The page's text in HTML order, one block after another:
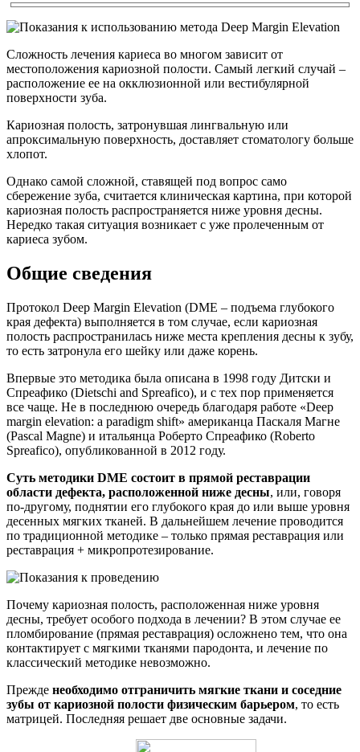
Сложность лечения кариеса во многом зависит от
местоположения кариозной полости. Самый легкий случай –
расположение ее на окклюзионной или вестибулярной
поверхности зуба.
Кариозная полость, затронувшая лингвальную или
апроксимальную поверхность, доставляет стоматологу больше
хлопот.
Однако самой сложной, ставящей под вопрос само
сбережение зуба, считается клиническая картина, при которой
кариозная полость распространяется ниже уровня десны.
Нередко такая ситуация возникает с уже пролеченным от
кариеса зубом.
Общие сведения
Протокол Deep Margin Elevation (DME – подъема глубокого
края дефекта) выполняется в том случае, если кариозная
полость распространилась ниже места крепления десны к зубу,
то есть затронула его шейку или даже корень.
Впервые это методика была описана в 1998 году Дитски и
Спреафико (Dietschi and Spreafico), и с тех пор применяется
все чаще. Не в последнюю очередь благодаря работе «Deep
margin elevation: a paradigm shift» американца Паскаля Магне
(Pascal Magne) и итальянца Роберто Спреафико (Roberto
Spreafico), опубликованной в 2012 году.
Суть методики DME состоит в прямой реставрации
области дефекта, расположенной ниже десны, или, говоря
по-другому, поднятии его глубокого края до или выше уровня
десенных мягких тканей. В дальнейшем лечение проводится
по традиционной методике – только прямая реставрация или
реставрация + микропротезирование.
Почему кариозная полость, расположенная ниже уровня
десны, требует особого подхода в лечении? В этом случае ее
пломбирование (прямая реставрация) осложнено тем, что она
контактирует с мягкими тканями пародонта, и лечение по
классический методике невозможно.
Прежде необходимо отграничить мягкие ткани и соседние
зубы от кариозной полости физическим барьером, то есть
матрицей. Последняя решает две основные задачи.